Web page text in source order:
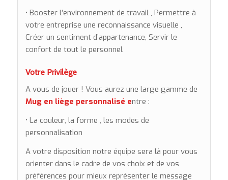
• Booster l’environnement de travail , Permettre à
votre entreprise une reconnaissance visuelle ,
Créer un sentiment d’appartenance, Servir le
confort de tout le personnel
Votre Privilège
A vous de jouer ! Vous aurez une large gamme de
Mug en liège personnalisé entre :
• La couleur, la forme , les modes de
personnalisation
A votre disposition notre équipe sera là pour vous
orienter dans le cadre de vos choix et de vos
préférences pour mieux représenter le message